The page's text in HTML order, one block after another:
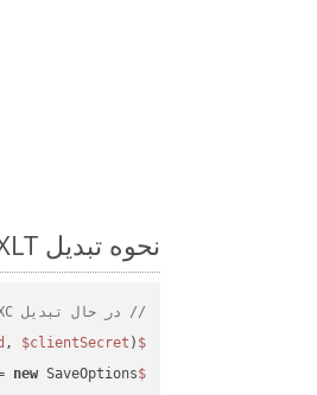
نحوه تبدیل SXC to XLT در Php: مثال کد گام به گام
// در حال تبدیل SXC به HTML
$cellsapi
, $clientSecret );
$saveOptionsCells
new SaveOptions();